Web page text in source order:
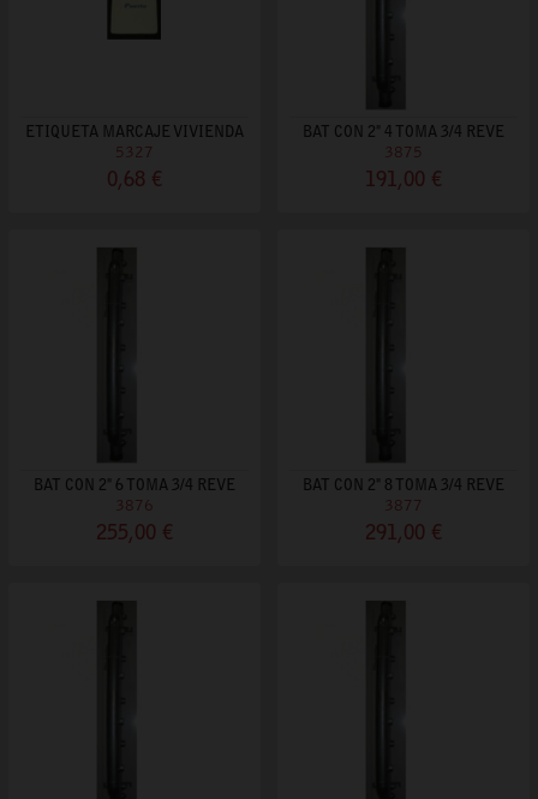
ETIQUETA MARCAJE VIVIENDA
5327
0,68 €
BAT CON 2" 4 TOMA 3/4 REVE
3875
191,00 €
BAT CON 2" 6 TOMA 3/4 REVE
3876
255,00 €
BAT CON 2" 8 TOMA 3/4 REVE
3877
291,00 €